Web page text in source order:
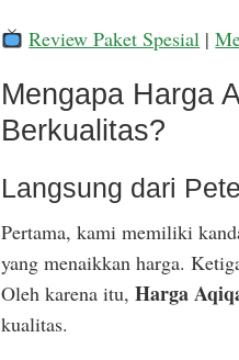
Review Paket Spesial |
Mengapa Harga
Berkualitas?
Langsung dari
Pertama, kami memiliki
yang menaikkan harga.
Oleh karena itu, Harga
kualitas.